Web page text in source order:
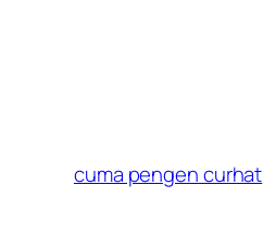
cuma pengen curhat